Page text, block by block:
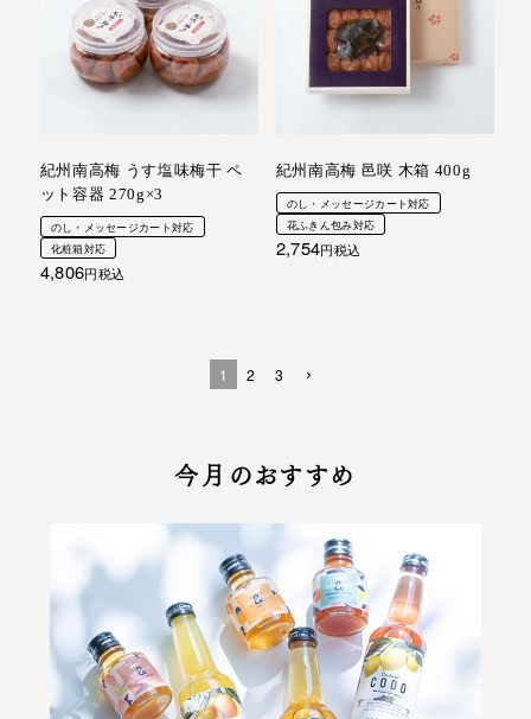
紀州南高梅 うす塩味梅干 ペ
ット容器 270g×3
のし・メッセージカート対応
化粧箱対応
4,806 税込
紀州南高梅 邑咲 木箱 400g
のし・メッセージカート対応
花ふきん包み対応
2,754 税込
1 2 3
今月のおすすめ